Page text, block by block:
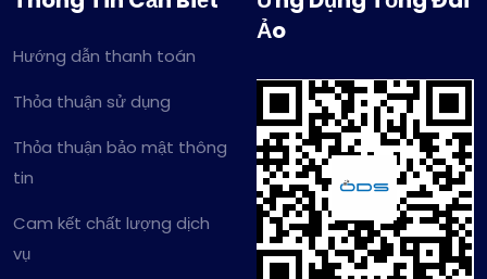
Hướng dẫn thanh toán
Thỏa thuận sử dụng
Thỏa thuận bảo mật thông
tin
Cam kết chất lượng dịch
vụ
Ảo